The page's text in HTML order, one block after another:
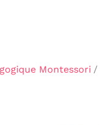
Montessori